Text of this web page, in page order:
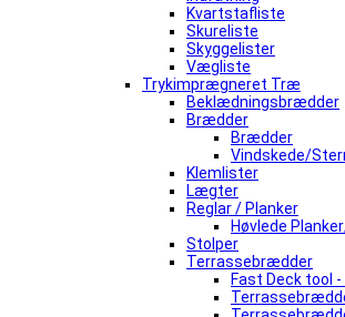
Kvartstafliste
Skureliste
Skyggelister
Vægliste
Trykimprægneret Træ
Beklædningsbrædder
Brædder
Brædder
Vindskede/
Klemlister
Lægter
Reglar / Planker
Høvlede
Stolper
Terrassebrædder
Fast Deck tool